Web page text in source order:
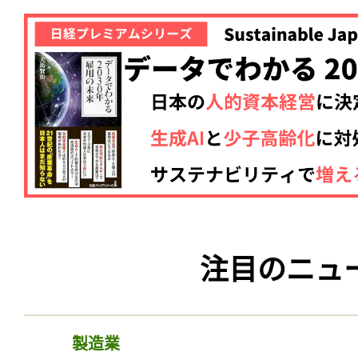
注目のニュ
製造業
記事をお気に入りに
ログインが必